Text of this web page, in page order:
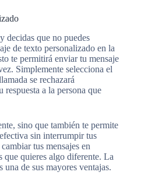
decidas que no puedes
de texto personalizado en la
te permitirá enviar tu mensaje
Simplemente selecciona el
se rechazará
respuesta a la persona que
sino que también te permite
sin interrumpir tus
tus mensajes en
que quieres algo diferente. La
de sus mayores ventajas.